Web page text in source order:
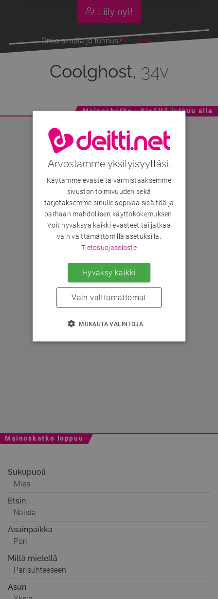
Liity nyt!
Onko sinulla jo tunnus? Kirjaudu sisään
Coolghost, 34v
Mainoskatko - Sisältö jatkuu alla
Mainoskatko loppuu
Sukupuoli
Mies
Etsin
Naista
Asuinpaikka
Pori
Millä mielellä
Parisuhteeseen
Asun
Arvostamme yksityisyyttäsi.
Käytämme evästeitä varmistaaksemme
sivuston toimivuuden sekä
tarjotaksemme sinulle sopivaa sisältöä ja
parhaan mahdollisen käyttökokemuksen.
Voit hyväksyä kaikki evästeet tai jatkaa
vain välttämättömillä asetuksilla.
Tietosuojaseloste
Hyväksy kaikki
Vain välttämättömät
MUKAUTA VALINTOJA